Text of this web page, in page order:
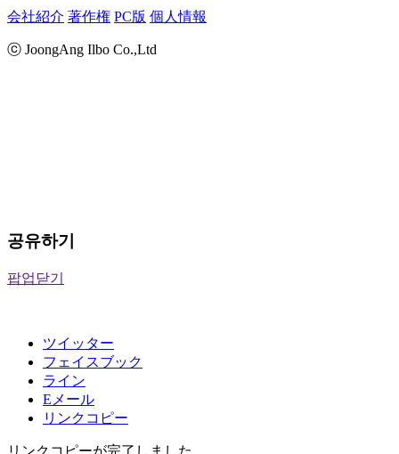
会社紹介 著作権 PC版 個人情報
ⓒ JoongAng Ilbo Co.,Ltd
공유하기
팝업닫기
ツイッター
フェイスブック
ライン
Eメール
リンクコピー
リンクコピーが完了しました。